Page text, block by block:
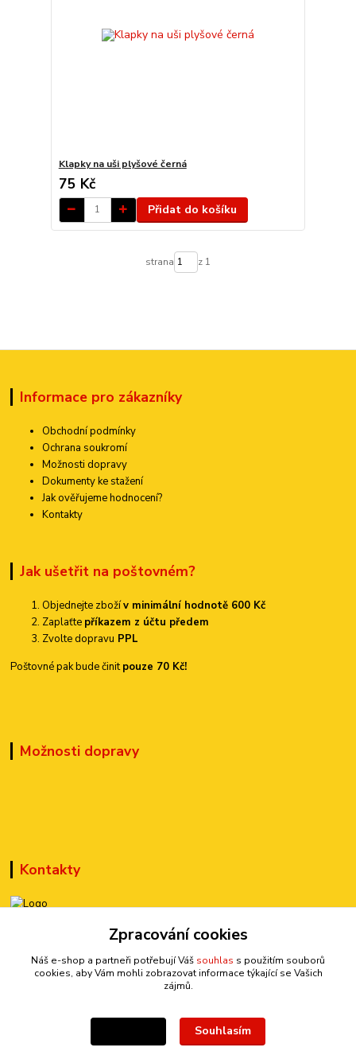
Klapky na uši plyšové černá
75 Kč
Přidat do košíku
strana z 1
Informace pro zákazníky
Obchodní podmínky
Ochrana soukromí
Možnosti dopravy
Dokumenty ke stažení
Jak ověřujeme hodnocení?
Kontakty
Jak ušetřit na poštovném?
Objednejte zbožív minimální hodnotě 600 Kč
Zaplaťte příkazem z účtu předem
Zvolte dopravu PPL
Poštovné pak bude činitpouze 70 Kč!
Možnosti dopravy
Kontakty
+420 777 899 301
sedmi@kraska1.cz
Zpracování cookies
Náš e-shop a partneři potřebují Váš souhlas s použitím souborů
cookies, aby Vám mohli zobrazovat informace týkající se Vašich
zájmů.
Souhlasím